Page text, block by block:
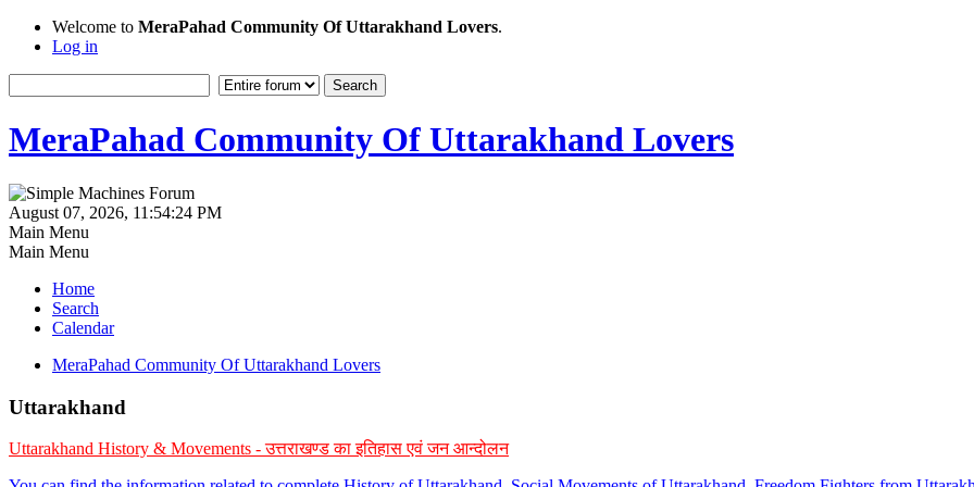
Welcome to MeraPahad Community Of Uttarakhand Lovers.
Log in
MeraPahad Community Of Uttarakhand Lovers
August 07, 2026, 11:54:24 PM
Main Menu
Main Menu
Home
Search
Calendar
MeraPahad Community Of Uttarakhand Lovers
Uttarakhand
Uttarakhand History & Movements - उत्तराखण्ड का इतिहास एवं जन आन्दोलन